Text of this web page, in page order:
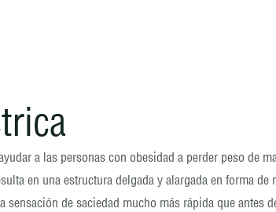
a las personas con obesidad a perder peso de
en una estructura delgada y alargada en forma de
de saciedad mucho más rápida que antes